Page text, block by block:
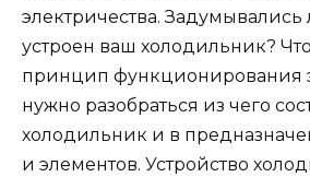
электричества. Задумывались
устроен ваш холодильник?
принцип функционирования
нужно разобраться из чего
холодильник и в
и элементов. Устройство